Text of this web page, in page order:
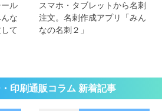
ル
な
て
スマホ・タブレットから名刺
注文。名刺作成アプリ「みん
なの名刺２」
印刷通販コラム 新着記事